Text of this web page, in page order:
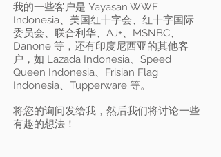
我的一些客户是 Yayasan WWF
Indonesia、美国红十字会、红十字国际
委员会、联合利华、AJ+、MSNBC、
Danone 等，还有印度尼西亚的其他客
户，如 Lazada Indonesia、Speed
Queen Indonesia、Frisian Flag
Indonesia、Tupperware 等。
将您的询问发给我，然后我们将讨论一些
有趣的想法！